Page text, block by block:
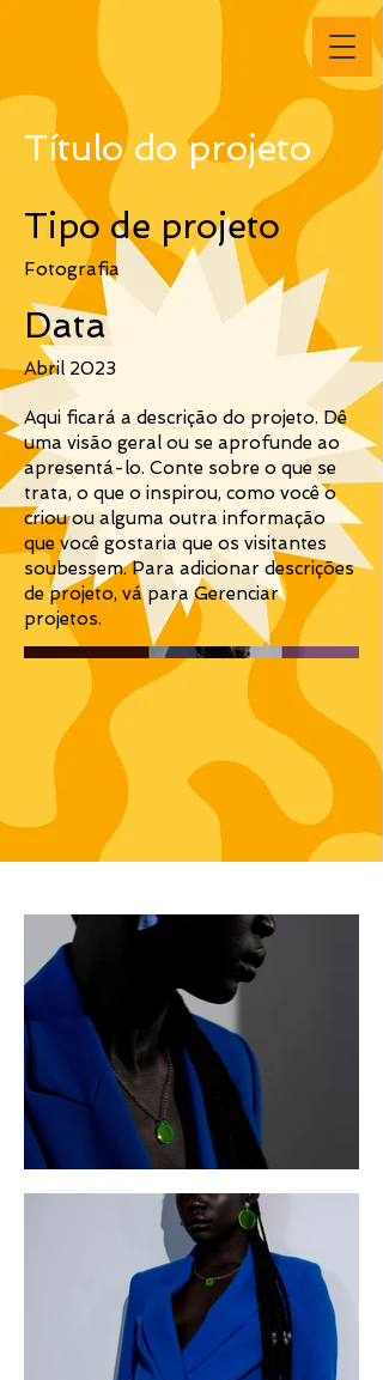
Título do projeto
Tipo de projeto
Fotografia
Data
Abril 2023
Aqui ficará a descrição do projeto. Dê
uma visão geral ou se aprofunde ao
apresentá-lo. Conte sobre o que se
trata, o que o inspirou, como você o
criou ou alguma outra informação
que você gostaria que os visitantes
soubessem. Para adicionar descrições
de projeto, vá para Gerenciar
projetos.